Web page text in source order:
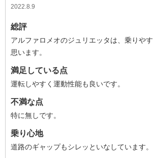
2022.8.9
総評
アルファロメオのジュリエッタは、乗りや
思います。
満足している点
運転しやすく運動性能も良いです。
不満な点
特に無しです。
乗り心地
道路のギャップもシレッといなしています。